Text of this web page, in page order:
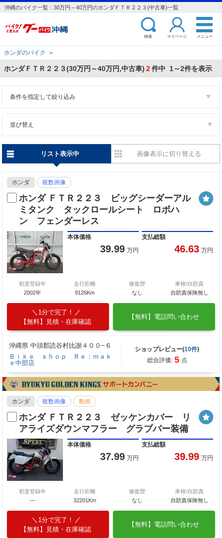
沖縄のバイク一覧：30万円～40万円のホンダＦＴＲ２２３(中古車)一覧
検索 マイページ メニュー
ホンダのバイク ＞
ホンダＦＴＲ２２３(30万円～40万円,中古車) 2件中 1～2件を表示
条件を指定して絞り込み
並び替え
リスト表示中 画像表示に切り替える
ホンダ 複数画像
ホンダ ＦＴＲ２２３ ビッグシーダーアル
ミタンク タックロールシート ロボハ
ン フェンダーレス
本体価格
39.99 万円
支払総額
46.63 万円
初度登録年
2002年
走行距離
9126Km
修復歴
なし
車検/自賠責
自賠責保険無し
1分で完了！
【無料】見積・在庫確認
【無料】電話問い合わせ
沖縄県 中頭郡読谷村比謝４００−６
Ｂｉｋｅ ｓｈｏｐ Ｒｅ：ｍａｋ
ｅ中部店
ショップレビュー(10件)
総合評価: 5 点
ホンダ 複数画像 動画
ホンダ ＦＴＲ２２３ ゼッケンカバー リ
アライズダウンマフラー グラブバー装備
本体価格
37.99 万円
支払総額
39.99 万円
初度登録年
―
走行距離
32201Km
修復歴
なし
車検/自賠責
自賠責保険無し
1分で完了！
【無料】見積・在庫確認
【無料】電話問い合わせ